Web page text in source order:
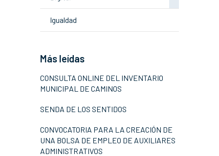
Igualdad
Más leídas
CONSULTA ONLINE DEL INVENTARIO
MUNICIPAL DE CAMINOS
SENDA DE LOS SENTIDOS
CONVOCATORIA PARA LA CREACIÓN DE
UNA BOLSA DE EMPLEO DE AUXILIARES
ADMINISTRATIVOS